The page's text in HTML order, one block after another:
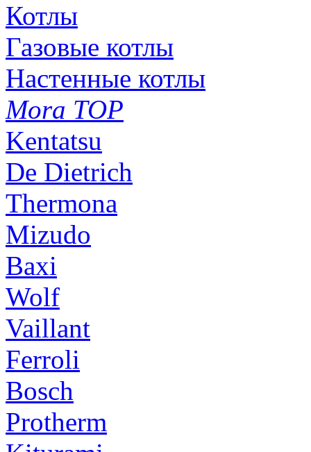
Котлы
Газовые котлы
Настенные котлы
Mora TOP
Kentatsu
De Dietrich
Thermona
Mizudo
Baxi
Wolf
Vaillant
Ferroli
Bosch
Protherm